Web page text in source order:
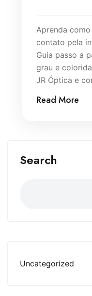
Search
Uncategorized
Aprenda
contato pela
Guia passo a
grau e
JR Óptica e
Read More